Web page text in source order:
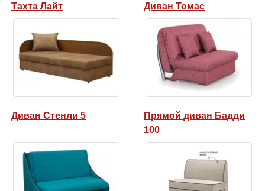
Тахта Лайт Диван Томас
Диван Стенли 5
Прямой диван Бадди
100